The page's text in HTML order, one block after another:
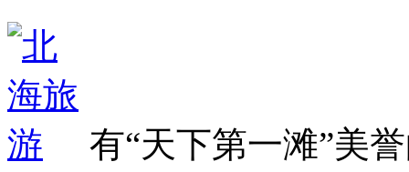
有“天下第一滩”美